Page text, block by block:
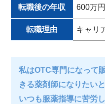
転職後の年収 600万円
転職理由 キャリ
私はOTC専門になって
きる薬剤師になりたい
いつも服薬指導に苦労